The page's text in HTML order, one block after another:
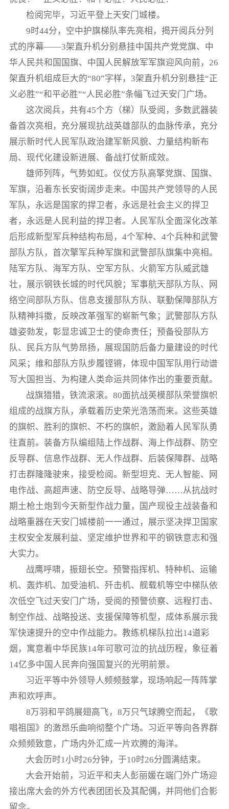
检阅完毕，习近平登上天安门城楼。
9时44分，空中护旗梯队率先亮相，揭开阅兵分列
式的序幕——3架直升机分别悬挂中国共产党党旗、中
华人民共和国国旗、中国人民解放军军旗迎风向前，26
架直升机组成巨大的“80”字样，3架直升机分别悬挂“正
义必胜”“和平必胜”“人民必胜”条幅飞过天安门广场。
这次阅兵，共有45个方（梯）队受阅，多数武器装
备首次亮相，充分展现抗战英雄部队的血脉传承，充分
展示新时代人民军队政治建军新风貌、力量结构新布
局、现代化建设新进展、备战打仗新成效。
雄师列阵，气势如虹。仪仗方队高擎党旗、国旗、
军旗，沿着东长安街阔步走来。中国共产党领导的人民
军队，永远是国家的捍卫者，永远是社会主义的捍卫
者，永远是人民利益的捍卫者。人民军队全面深化改革
后形成新型军兵种结构布局，4个军种、4个兵种和武警
部队方队，首次擎军兵种军旗和武警部队旗集中亮相。
陆军方队、海军方队、空军方队、火箭军方队威武雄
壮，展示钢铁长城的时代风貌；军事航天部队方队、网
络空间部队方队、信息支援部队方队、联勤保障部队方
队精神抖擞，反映改革强军的崭新气象；武警部队方队
雄姿勃发，彰显忠诚卫士的使命责任；预备役部队方
队、民兵方队气势昂扬，展现国防后备力量建设的时代
风采；维和部队方队步履铿锵，体现中国军队用行动谱
写大国担当、为构建人类命运共同体作出的重要贡献。
战旗猎猎，铁流滚滚。80面抗战英模部队荣誉旗帜
组成的战旗方队，承载着历史荣光浩荡而来。这些英雄
的旗帜、胜利的旗帜、不朽的旗帜，激励着人民军队勇
往直前。装备方队编组陆上作战群、海上作战群、防空
反导群、信息作战群、无人作战群、后装保障群、战略
打击群隆隆驶来，接受检阅。新型坦克、无人智能、网
电作战、高超声速、防空反导、战略导弹……从抗战时
期土枪土炮到今天新型作战力量，国产现役主战装备和
战略重器在天安门城楼前一一通过，展示坚决捍卫国家
主权安全发展利益、坚定维护世界和平的钢铁意志和强
大实力。
战鹰呼啸，振翅长空。预警指挥机、特种机、运输
机、轰炸机、加受油机、歼击机、舰载机等空中梯队依
次低空飞过天安门广场，受阅的预警侦察、远程打击、
制空作战、战略投送、支援保障等机型，成体系展示我
军快速提升的空中作战能力。教练机梯队拉出14道彩
烟，寓意着中华民族14年可歌可泣的抗战历程，象征着
14亿多中国人民奔向强国复兴的光明前景。
习近平等中外领导人频频鼓掌，现场响起一阵阵掌
声和欢呼声。
8万羽和平鸽展翅高飞，8万只气球腾空而起，《歌
唱祖国》的激昂乐曲响彻整个广场。习近平等向各界群
众频频致意，广场内外汇成一片欢腾的海洋。
大会历时1小时26分钟，于10时26分圆满结束。
大会开始前，习近平和夫人彭丽媛在端门外广场迎
接出席大会的外方代表团团长及其配偶，并同他们合影